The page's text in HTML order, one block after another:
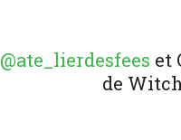
@ate_lierdesfees et
de